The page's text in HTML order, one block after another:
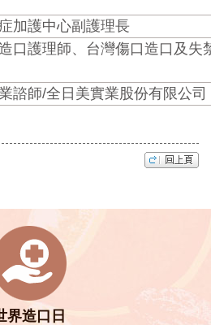
加護中心副護理長
口護理師、台灣傷口造口及失
諮師/全日美實業股份有限公司
界造口日